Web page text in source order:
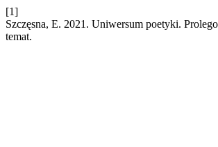
[1]
Szczęsna, E. 2021. Uniwersum poetyki.
temat.